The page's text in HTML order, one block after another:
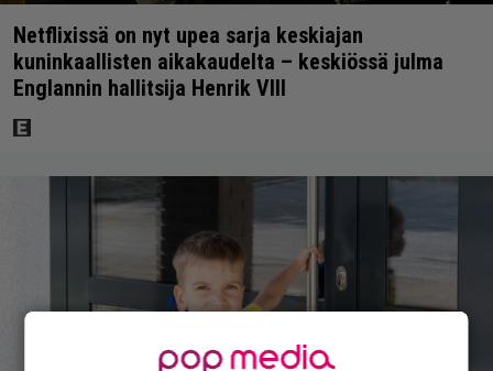
Netflixissä on nyt upea sarja keskiajan
kuninkaallisten aikakaudelta – keskiössä julma
Englannin hallitsija Henrik VIII